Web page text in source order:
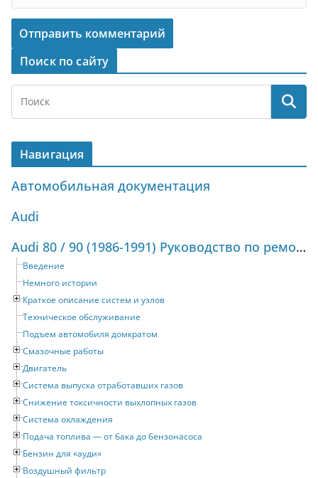
Поиск по сайту
Навигация
Автомобильная документация
Audi
Audi 80 / 90 (1986-1991) Руководство по ремонту и техническому обслуживанию
Введение
Немного истории
Краткое описание систем и узлов
Техническое обслуживание
Подъем автомобиля домкратом
Смазочные работы
Двигатель
Система выпуска отработавших газов
Снижение токсичности выхлопных газов
Система охлаждения
Подача топлива — от бака до бензонасоса
Бензин для «ауди»
Воздушный фильтр